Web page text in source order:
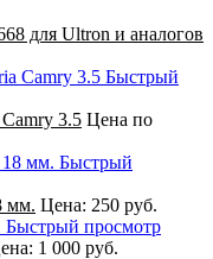
для Ultron и аналогов
Быстрый
3.5 Цена по
Быстрый
мм. Цена: 250 руб.
Быстрый просмотр
1 000 руб.